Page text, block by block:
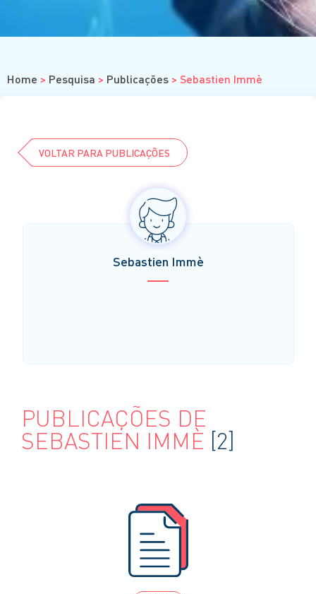
Home > Pesquisa > Publicações > Sebastien Immè
VOLTAR PARA PUBLICAÇÕES
Sebastien Immè
PUBLICAÇÕES DE
SEBASTIEN IMMÈ [2]